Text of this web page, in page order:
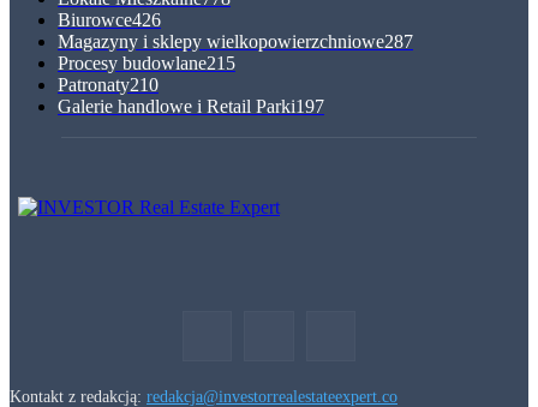
Biurowce426
Magazyny i sklepy wielkopowierzchniowe287
Procesy budowlane215
Patronaty210
Galerie handlowe i Retail Parki197
Kontakt z redakcją: redakcja@investorrealestateexpert.co